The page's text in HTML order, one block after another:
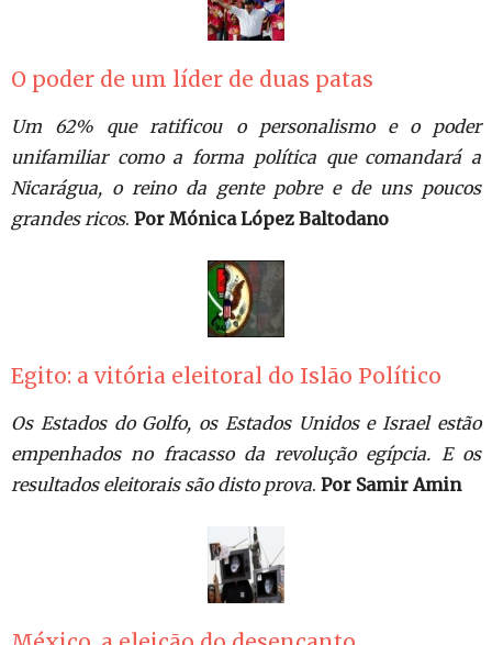
O poder de um líder de duas patas
Um 62% que ratificou o personalismo e o poder
unifamiliar como a forma política que comandará a
Nicarágua, o reino da gente pobre e de uns poucos
grandes ricos. Por Mónica López Baltodano
Egito: a vitória eleitoral do Islão Político
Os Estados do Golfo, os Estados Unidos e Israel estão
empenhados no fracasso da revolução egípcia. E os
resultados eleitorais são disto prova. Por Samir Amin